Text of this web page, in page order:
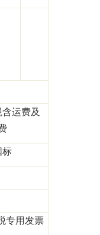
运费及
标
专用发票